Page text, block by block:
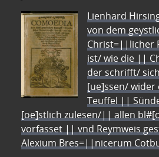
Lienhard
von dem
Christ=||licher
ist/ wie die ||
der schrifft/
[ue]ssen/
Teuffel ||
[oe]stlich zulesen/|| allen
vorfasset || vnd Reymweis
Alexium Bres=||nicerum